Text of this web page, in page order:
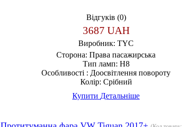
Відгуків (0)
3687 UAH
Виробник: TYC
Сторона: Права пасажирська
Тип ламп: H8
Особливості : Доосвітлення повороту
Колір: Срібний
Купити Детальніше